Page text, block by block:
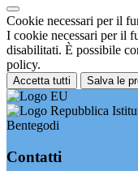
Cookie necessari per il
I cookie necessari per il
disabilitati. È possibile
policy.
Accetta tutti Salva le
Bentegodi
Contatti